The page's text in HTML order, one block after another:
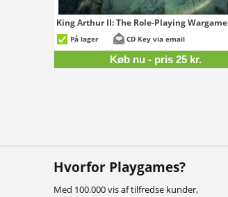
King Arthur II: The Role-Playing Wargame
På lager CD Key via email
Køb nu - pris 25 kr.
Hvorfor Playgames?
Med 100.000 vis af tilfredse kunder,